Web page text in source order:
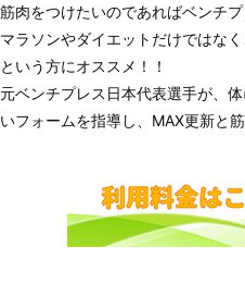
筋肉をつけたいのであればベンチプ
マラソンやダイエットだけではなく
という方にオススメ！！
元ベンチプレス日本代表選手が、
いフォームを指導し、MAX更新と